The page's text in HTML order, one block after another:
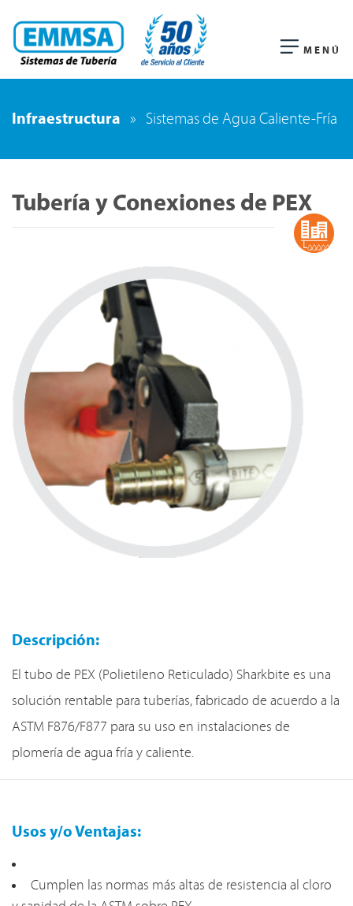
MENÚ
Infraestructura » Sistemas de Agua Caliente-Fría
Tubería y Conexiones de PEX
Descripción:
El tubo de PEX (Polietileno Reticulado) Sharkbite es una
solución rentable para tuberías, fabricado de acuerdo a la
ASTM F876/F877 para su uso en instalaciones de
plomería de agua fría y caliente.
Usos y/o Ventajas:
Cumplen las normas más altas de resistencia al cloro